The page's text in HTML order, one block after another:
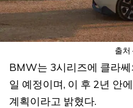
출처
BMW는 3시리즈에 클라
일 예정이며, 이 후 2년 안
계획이라고 밝혔다.